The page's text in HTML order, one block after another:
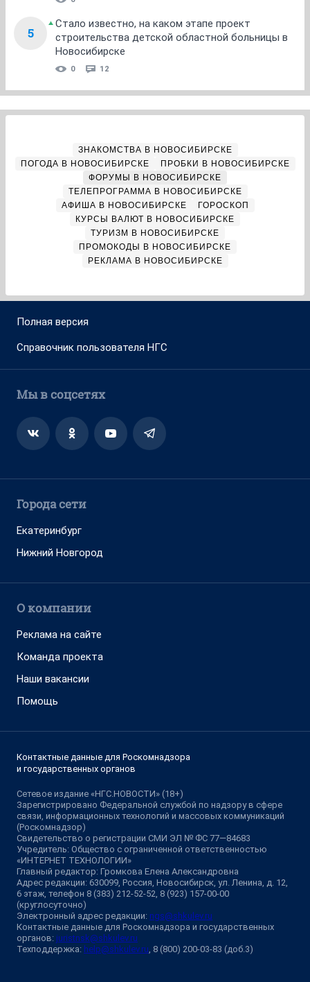
5
Стало известно, на каком этапе проект
строительства детской областной больницы в
Новосибирске
0 12
ЗНАКОМСТВА В НОВОСИБИРСКЕ
ПОГОДА В НОВОСИБИРСКЕ
ПРОБКИ В НОВОСИБИРСКЕ
ФОРУМЫ В НОВОСИБИРСКЕ
ТЕЛЕПРОГРАММА В НОВОСИБИРСКЕ
АФИША В НОВОСИБИРСКЕ
ГОРОСКОП
КУРСЫ ВАЛЮТ В НОВОСИБИРСКЕ
ТУРИЗМ В НОВОСИБИРСКЕ
ПРОМОКОДЫ В НОВОСИБИРСКЕ
РЕКЛАМА В НОВОСИБИРСКЕ
Полная версия
Справочник пользователя НГС
Мы в соцсетях
Города сети
Екатеринбург
Нижний Новгород
О компании
Реклама на сайте
Команда проекта
Наши вакансии
Помощь
Контактные данные для Роскомнадзора
и государственных органов
Сетевое издание «НГС.НОВОСТИ» (18+)
Зарегистрировано Федеральной службой по надзору в сфере
связи, информационных технологий и массовых коммуникаций
(Роскомнадзор)
Свидетельство о регистрации СМИ ЭЛ № ФС 77—84683
Учредитель: Общество с ограниченной ответственностью
«ИНТЕРНЕТ ТЕХНОЛОГИИ»
Главный редактор: Громкова Елена Александровна
Адрес редакции: 630099, Россия, Новосибирск, ул. Ленина, д. 12,
6 этаж, телефон 8 (383) 212-52-52, 8 (923) 157-00-00
(круглосуточно)
Электронный адрес редакции: ngs@shkulev.ru
Контактные данные для Роскомнадзора и государственных
органов: juristnsk@shkulev.ru
Техподдержка: help@shkulev.ru, 8 (800) 200-03-83 (доб.3)